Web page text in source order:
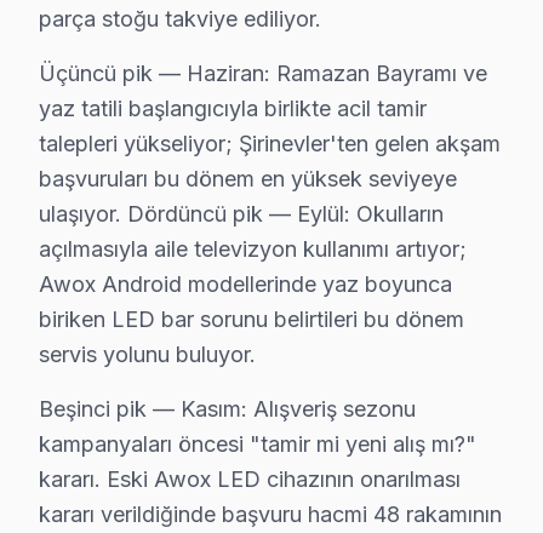
• Güç kartı (power board) tamiri: ₺400 – ₺1.200
• Kapasitör değişimi (anakart): ₺250 – ₺600
• Ses kartı/hoparlör tamiri: ₺300 – ₺700
• Anakart tamiri/değişimi: ₺500 – ₺1.800
Bahçelievler'de fiyata dahil olanlar:
• Arıza tespiti (teşhis)
• İşçilik maliyeti
• 2 yıl garanti (parça + işçilik)
• Sigortalı taşıma (gerekirse)
Bahçelievler'da Awox televizyon ünitesi için fiyat
Bahçelievler Awox Garanti Koşulları ve
Awox TV Servis Garanti Belgesi – Yazılı ve İmzalı Güvence
Bahçelievler'da yaptığımız Awox akıllı TV
parça stoğu takviye ediliyor.
Üçüncü pik — Haziran: Ramazan Bayramı ve
yaz tatili başlangıcıyla birlikte acil tamir
talepleri yükseliyor; Şirinevler'ten gelen akşam
başvuruları bu dönem en yüksek seviyeye
ulaşıyor. Dördüncü pik — Eylül: Okulların
açılmasıyla aile televizyon kullanımı artıyor;
Awox Android modellerinde yaz boyunca
biriken LED bar sorunu belirtileri bu dönem
servis yolunu buluyor.
Beşinci pik — Kasım: Alışveriş sezonu
kampanyaları öncesi "tamir mi yeni alış mı?"
kararı. Eski Awox LED cihazının onarılması
kararı verildiğinde başvuru hacmi 48 rakamının